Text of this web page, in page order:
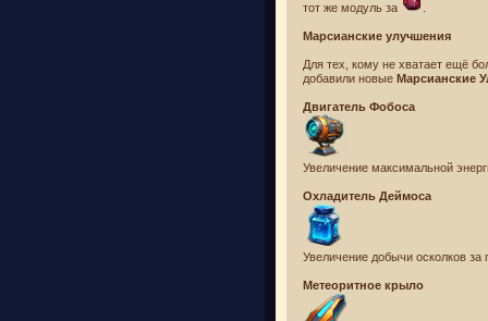
тот же модуль за
Марсианские улучшения
Для тех, кому не хватает ещё
добавили новые Марсианские
Двигатель Фобоса
Увеличение максимальной
Охладитель Деймоса
Увеличение добычи осколков за
Метеоритное крыло